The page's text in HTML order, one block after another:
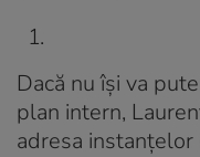
Dacă nu își va
plan intern,
adresa